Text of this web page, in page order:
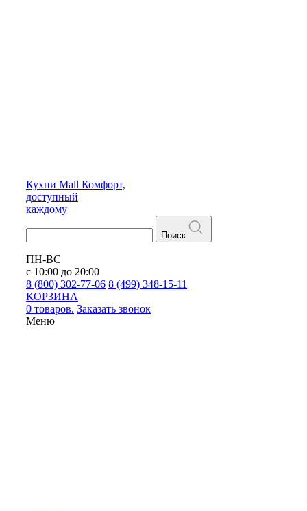
Кухни Mall Комфорт,
доступный
каждому
Поиск
ПН-ВС
с 10:00 до 20:00
8 (800) 302-77-06 8 (499) 348-15-11
КОРЗИНА
0 товаров. Заказать звонок
Меню